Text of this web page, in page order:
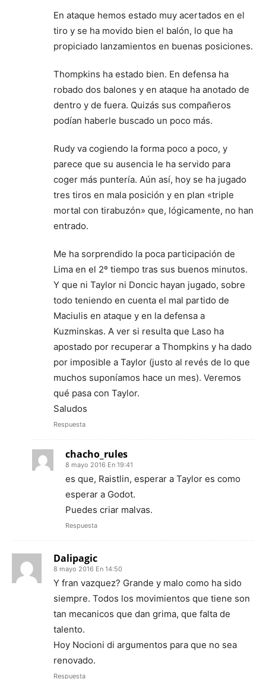
En ataque hemos estado muy acertados en el
tiro y se ha movido bien el balón, lo que ha
propiciado lanzamientos en buenas posiciones.
Thompkins ha estado bien. En defensa ha
robado dos balones y en ataque ha anotado de
dentro y de fuera. Quizás sus compañeros
podían haberle buscado un poco más.
Rudy va cogiendo la forma poco a poco, y
parece que su ausencia le ha servido para
coger más puntería. Aún así, hoy se ha jugado
tres tiros en mala posición y en plan «triple
mortal con tirabuzón» que, lógicamente, no han
entrado.
Me ha sorprendido la poca participación de
Lima en el 2º tiempo tras sus buenos minutos.
Y que ni Taylor ni Doncic hayan jugado, sobre
todo teniendo en cuenta el mal partido de
Maciulis en ataque y en la defensa a
Kuzminskas. A ver si resulta que Laso ha
apostado por recuperar a Thompkins y ha dado
por imposible a Taylor (justo al revés de lo que
muchos suponíamos hace un mes). Veremos
qué pasa con Taylor.
Saludos
Respuesta
chacho_rules
8 mayo 2016 En 19:41
es que, Raistlin, esperar a Taylor es como
esperar a Godot.
Puedes criar malvas.
Respuesta
Dalipagic
8 mayo 2016 En 14:50
Y fran vazquez? Grande y malo como ha sido
siempre. Todos los movimientos que tiene son
tan mecanicos que dan grima, que falta de
talento.
Hoy Nocioni di argumentos para que no sea
renovado.
Respuesta